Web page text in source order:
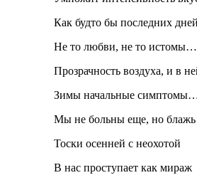
Как будто бы последних дней
Не то любви, не то истомы…
Прозрачность воздуха, и в
Зимы начальные
Мы не больны еще, но блажь
Тоски осенней с неохотой
В нас проступает как мираж